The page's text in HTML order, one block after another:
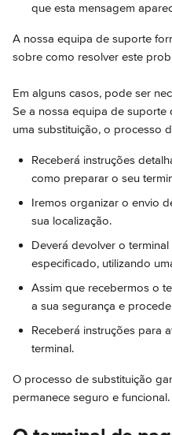
que esta mensagem
A nossa equipa de suporte
sobre como resolver este
Em alguns casos, pode ser
Se a nossa equipa de suporte
uma substituição, o processo
Receberá instruções
como preparar o seu
Iremos organizar o envio
sua localização.
Deverá devolver o
especificado, utilizando
Assim que recebermos o
a sua segurança e
Receberá instruções para
terminal.
O processo de substituição
permanece seguro e funcional.